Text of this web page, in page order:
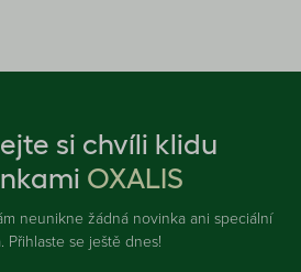
si chvíli klidu
OXALIS
neunikne žádná novinka ani speciální
Přihlaste se ještě dnes!